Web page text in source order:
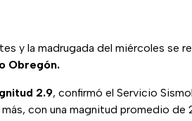
y la madrugada del miércoles se
Obregón.
2.9, confirmó el Servicio
con una magnitud promedio de